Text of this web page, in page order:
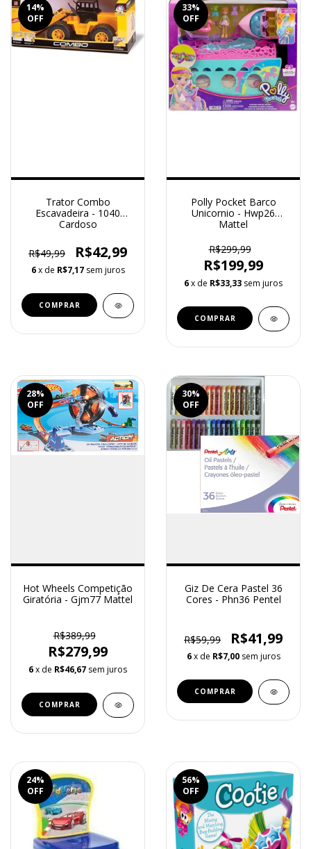
14%
OFF
Trator Combo
Escavadeira - 1040
Cardoso
R$49,99 R$42,99
6 x de R$7,17 sem juros
33%
OFF
Polly Pocket Barco
Unicornio - Hwp26
Mattel
R$299,99
R$199,99
6x de R$33,33 sem juros
28%
OFF
Hot Wheels Competição
Giratória - Gjm77 Mattel
R$389,99
R$279,99
6x de R$46,67 sem juros
30%
OFF
Giz De Cera Pastel 36
Cores - Phn36 Pentel
R$59,99 R$41,99
6 x de R$7,00 sem juros
24%
OFF
56%
OFF